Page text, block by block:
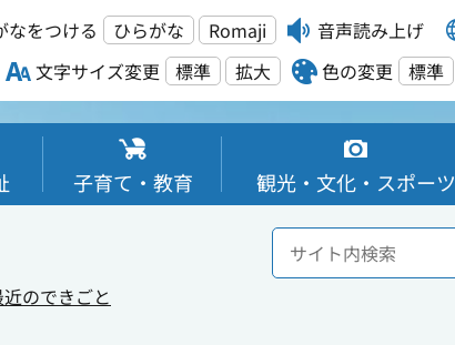
なをつける ひらがな Romaji 音声読み上げ
文字サイズ変更
標準 拡大 色の変更 標準
子育て・教育 観光・文化・スポーツ
のできごと